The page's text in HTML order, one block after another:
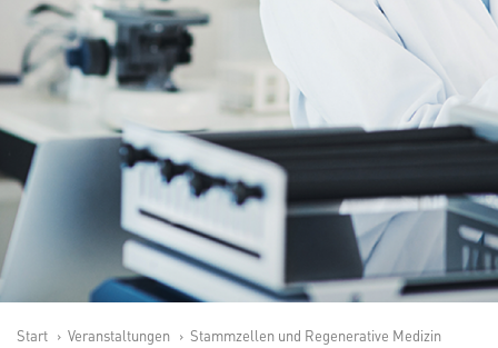
Start Veranstaltungen Stammzellen und Regenerative Medizin